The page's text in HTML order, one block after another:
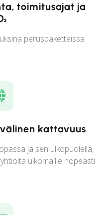
toimitusajat ja
peruspaketteissa
kattavuus
ja sen ulkopuolella,
ulkomaille nopeasti